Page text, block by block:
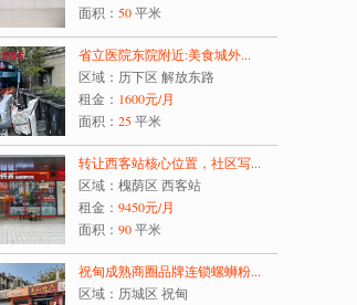
面积： 50平米
省立医院东院附近:美食城外...
区域：历下区 解放东路
租金： 1600元/月
面积： 25平米
转让西客站核心位置，社区写...
区域：槐荫区 西客站
租金： 9450元/月
面积： 90平米
祝甸成熟商圈品牌连锁螺蛳粉...
区域：历城区 祝甸